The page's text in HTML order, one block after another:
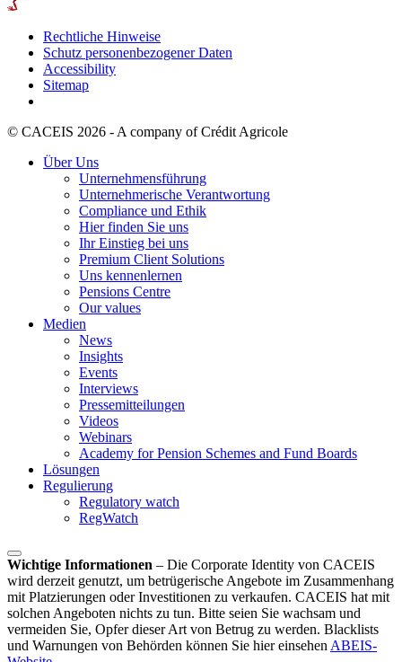
Rechtliche Hinweise
Schutz personenbezogener Daten
Accessibility
Sitemap
© CACEIS 2026 - A company of Crédit Agricole
Über Uns
Unternehmensführung
Unternehmerische Verantwortung
Compliance und Ethik
Hier finden Sie uns
Ihr Einstieg bei uns
Premium Client Solutions
Uns kennenlernen
Pensions Centre
Our values
Medien
News
Insights
Events
Interviews
Pressemitteilungen
Videos
Webinars
Academy for Pension Schemes and Fund Boards
Lösungen
Regulierung
Regulatory watch
RegWatch
Wichtige Informationen – Die Corporate Identity von CACEIS
wird derzeit genutzt, um betrügerische Angebote im Zusammenhang
mit Platzierungen oder Investitionen zu verkaufen. CACEIS hat mit
solchen Angeboten nichts zu tun. Bitte seien Sie wachsam und
vermeiden Sie, Opfer dieser Art von Betrug zu werden. Blacklists
und Warnungen von Behörden können Sie hier einsehen ABEIS-